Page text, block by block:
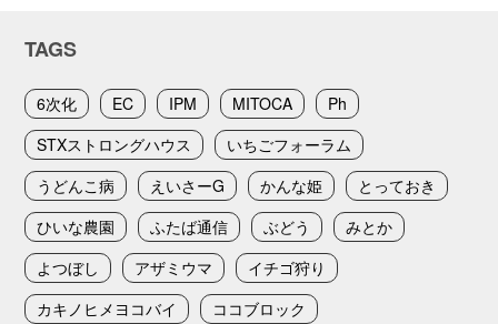
TAGS
6次化 EC IPM MITOCA
Ph
STXストロングハウス
いちごフォーラム
うどんこ病
えいさーG かんな姫
とっておき
ひいな農園
ふたば通信 ぶどう
みとか
よつぼし
アザミウマ
イチゴ狩り
カキノヒメヨコバイ
ココブロック